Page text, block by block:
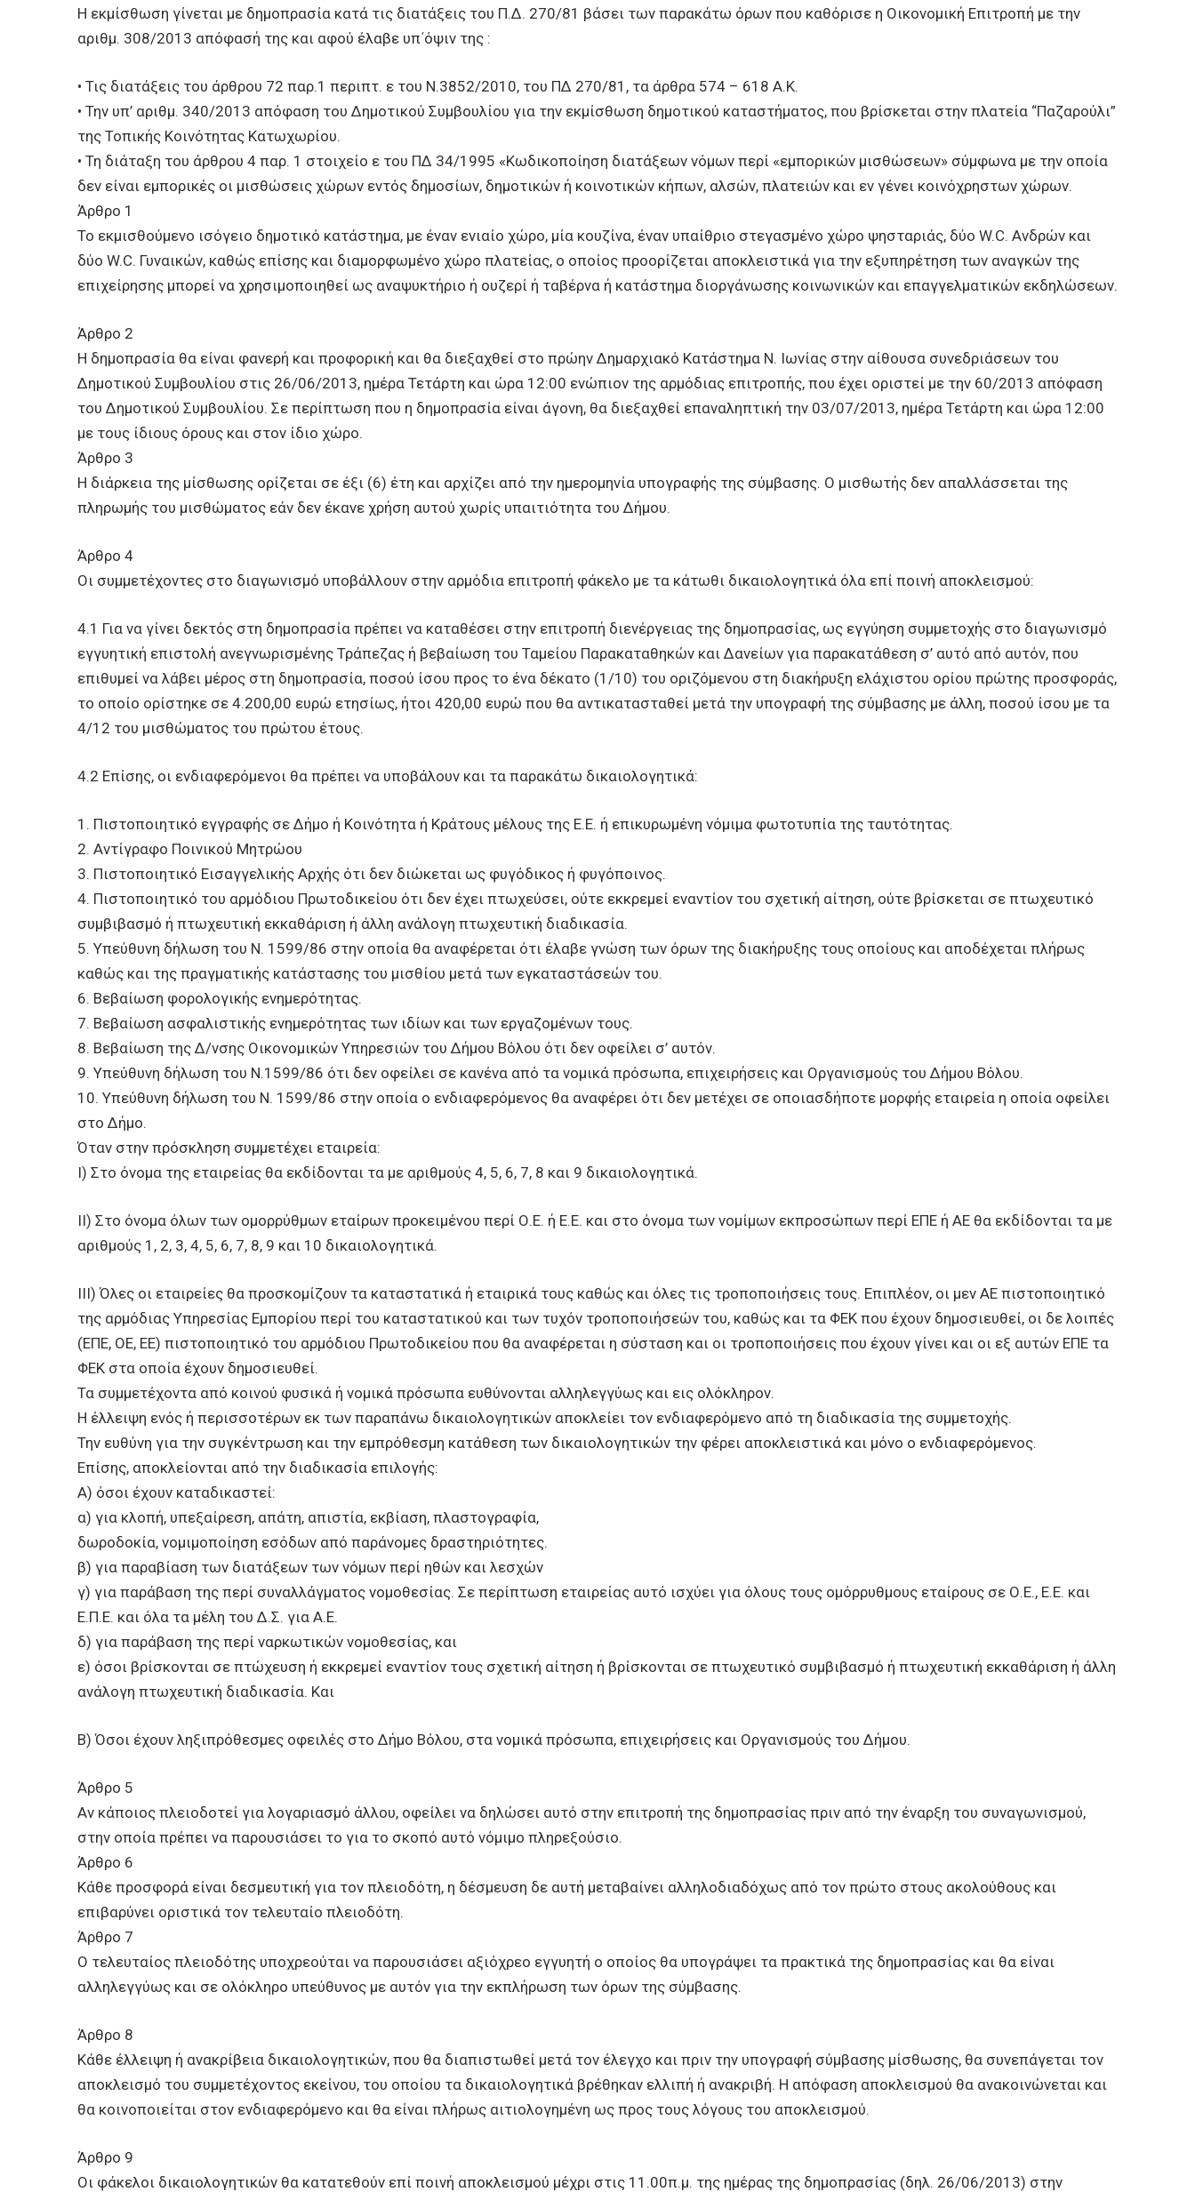
Η εκμίσθωση γίνεται με δημοπρασία κατά τις διατάξεις του Π.Δ. 270/81 βάσει των παρακάτω όρων που καθόρισε η Οικονομική Επιτροπή με την
αριθμ. 308/2013 απόφασή της και αφού έλαβε υπ΄όψιν της :
• Τις διατάξεις του άρθρου 72 παρ.1 περιπτ. ε του Ν.3852/2010, του ΠΔ 270/81, τα άρθρα 574 – 618 Α.Κ.
• Την υπ’ αριθμ. 340/2013 απόφαση του Δημοτικού Συμβουλίου για την εκμίσθωση δημοτικού καταστήματος, που βρίσκεται στην πλατεία “Παζαρούλι”
της Τοπικής Κοινότητας Κατωχωρίου.
• Τη διάταξη του άρθρου 4 παρ. 1 στοιχείο ε του ΠΔ 34/1995 «Κωδικοποίηση διατάξεων νόμων περί «εμπορικών μισθώσεων» σύμφωνα με την οποία
δεν είναι εμπορικές οι μισθώσεις χώρων εντός δημοσίων, δημοτικών ή κοινοτικών κήπων, αλσών, πλατειών και εν γένει κοινόχρηστων χώρων.
Άρθρο 1
Το εκμισθούμενο ισόγειο δημοτικό κατάστημα, με έναν ενιαίο χώρο, μία κουζίνα, έναν υπαίθριο στεγασμένο χώρο ψησταριάς, δύο W.C. Ανδρών και
δύο W.C. Γυναικών, καθώς επίσης και διαμορφωμένο χώρο πλατείας, ο οποίος προορίζεται αποκλειστικά για την εξυπηρέτηση των αναγκών της
επιχείρησης μπορεί να χρησιμοποιηθεί ως αναψυκτήριο ή ουζερί ή ταβέρνα ή κατάστημα διοργάνωσης κοινωνικών και επαγγελματικών εκδηλώσεων.
Άρθρο 2
Η δημοπρασία θα είναι φανερή και προφορική και θα διεξαχθεί στο πρώην Δημαρχιακό Κατάστημα Ν. Ιωνίας στην αίθουσα συνεδριάσεων του
Δημοτικού Συμβουλίου στις 26/06/2013, ημέρα Τετάρτη και ώρα 12:00 ενώπιον της αρμόδιας επιτροπής, που έχει οριστεί με την 60/2013 απόφαση
του Δημοτικού Συμβουλίου. Σε περίπτωση που η δημοπρασία είναι άγονη, θα διεξαχθεί επαναληπτική την 03/07/2013, ημέρα Τετάρτη και ώρα 12:00
με τους ίδιους όρους και στον ίδιο χώρο.
Άρθρο 3
Η διάρκεια της μίσθωσης ορίζεται σε έξι (6) έτη και αρχίζει από την ημερομηνία υπογραφής της σύμβασης. Ο μισθωτής δεν απαλλάσσεται της
πληρωμής του μισθώματος εάν δεν έκανε χρήση αυτού χωρίς υπαιτιότητα του Δήμου.
Άρθρο 4
Οι συμμετέχοντες στο διαγωνισμό υποβάλλουν στην αρμόδια επιτροπή φάκελο με τα κάτωθι δικαιολογητικά όλα επί ποινή αποκλεισμού:
4.1 Για να γίνει δεκτός στη δημοπρασία πρέπει να καταθέσει στην επιτροπή διενέργειας της δημοπρασίας, ως εγγύηση συμμετοχής στο διαγωνισμό
εγγυητική επιστολή ανεγνωρισμένης Τράπεζας ή βεβαίωση του Ταμείου Παρακαταθηκών και Δανείων για παρακατάθεση σ’ αυτό από αυτόν, που
επιθυμεί να λάβει μέρος στη δημοπρασία, ποσού ίσου προς το ένα δέκατο (1/10) του οριζόμενου στη διακήρυξη ελάχιστου ορίου πρώτης προσφοράς,
το οποίο ορίστηκε σε 4.200,00 ευρώ ετησίως, ήτοι 420,00 ευρώ που θα αντικατασταθεί μετά την υπογραφή της σύμβασης με άλλη, ποσού ίσου με τα
4/12 του μισθώματος του πρώτου έτους.
4.2 Επίσης, οι ενδιαφερόμενοι θα πρέπει να υποβάλουν και τα παρακάτω δικαιολογητικά:
1. Πιστοποιητικό εγγραφής σε Δήμο ή Κοινότητα ή Κράτους μέλους της Ε.Ε. ή επικυρωμένη νόμιμα φωτοτυπία της ταυτότητας.
2. Αντίγραφο Ποινικού Μητρώου
3. Πιστοποιητικό Εισαγγελικής Αρχής ότι δεν διώκεται ως φυγόδικος ή φυγόποινος.
4. Πιστοποιητικό του αρμόδιου Πρωτοδικείου ότι δεν έχει πτωχεύσει, ούτε εκκρεμεί εναντίον του σχετική αίτηση, ούτε βρίσκεται σε πτωχευτικό
συμβιβασμό ή πτωχευτική εκκαθάριση ή άλλη ανάλογη πτωχευτική διαδικασία.
5. Υπεύθυνη δήλωση του Ν. 1599/86 στην οποία θα αναφέρεται ότι έλαβε γνώση των όρων της διακήρυξης τους οποίους και αποδέχεται πλήρως
καθώς και της πραγματικής κατάστασης του μισθίου μετά των εγκαταστάσεών του.
6. Βεβαίωση φορολογικής ενημερότητας.
7. Βεβαίωση ασφαλιστικής ενημερότητας των ιδίων και των εργαζομένων τους.
8. Βεβαίωση της Δ/νσης Οικονομικών Υπηρεσιών του Δήμου Βόλου ότι δεν οφείλει σ’ αυτόν.
9. Υπεύθυνη δήλωση του Ν.1599/86 ότι δεν οφείλει σε κανένα από τα νομικά πρόσωπα, επιχειρήσεις και Οργανισμούς του Δήμου Βόλου.
10. Υπεύθυνη δήλωση του Ν. 1599/86 στην οποία ο ενδιαφερόμενος θα αναφέρει ότι δεν μετέχει σε οποιασδήποτε μορφής εταιρεία η οποία οφείλει
στο Δήμο.
Όταν στην πρόσκληση συμμετέχει εταιρεία:
Ι) Στο όνομα της εταιρείας θα εκδίδονται τα με αριθμούς 4, 5, 6, 7, 8 και 9 δικαιολογητικά.
ΙΙ) Στο όνομα όλων των ομορρύθμων εταίρων προκειμένου περί Ο.Ε. ή Ε.Ε. και στο όνομα των νομίμων εκπροσώπων περί ΕΠΕ ή ΑΕ θα εκδίδονται τα με
αριθμούς 1, 2, 3, 4, 5, 6, 7, 8, 9 και 10 δικαιολογητικά.
ΙΙΙ) Όλες οι εταιρείες θα προσκομίζουν τα καταστατικά ή εταιρικά τους καθώς και όλες τις τροποποιήσεις τους. Επιπλέον, οι μεν ΑΕ πιστοποιητικό
της αρμόδιας Υπηρεσίας Εμπορίου περί του καταστατικού και των τυχόν τροποποιήσεών του, καθώς και τα ΦΕΚ που έχουν δημοσιευθεί, οι δε λοιπές
(ΕΠΕ, ΟΕ, ΕΕ) πιστοποιητικό του αρμόδιου Πρωτοδικείου που θα αναφέρεται η σύσταση και οι τροποποιήσεις που έχουν γίνει και οι εξ αυτών ΕΠΕ τα
ΦΕΚ στα οποία έχουν δημοσιευθεί.
Τα συμμετέχοντα από κοινού φυσικά ή νομικά πρόσωπα ευθύνονται αλληλεγγύως και εις ολόκληρον.
Η έλλειψη ενός ή περισσοτέρων εκ των παραπάνω δικαιολογητικών αποκλείει τον ενδιαφερόμενο από τη διαδικασία της συμμετοχής.
Την ευθύνη για την συγκέντρωση και την εμπρόθεσμη κατάθεση των δικαιολογητικών την φέρει αποκλειστικά και μόνο ο ενδιαφερόμενος.
Επίσης, αποκλείονται από την διαδικασία επιλογής:
Α) όσοι έχουν καταδικαστεί:
α) για κλοπή, υπεξαίρεση, απάτη, απιστία, εκβίαση, πλαστογραφία,
δωροδοκία, νομιμοποίηση εσόδων από παράνομες δραστηριότητες.
β) για παραβίαση των διατάξεων των νόμων περί ηθών και λεσχών
γ) για παράβαση της περί συναλλάγματος νομοθεσίας. Σε περίπτωση εταιρείας αυτό ισχύει για όλους τους ομόρρυθμους εταίρους σε Ο.Ε., Ε.Ε. και
Ε.Π.Ε. και όλα τα μέλη του Δ.Σ. για Α.Ε.
δ) για παράβαση της περί ναρκωτικών νομοθεσίας, και
ε) όσοι βρίσκονται σε πτώχευση ή εκκρεμεί εναντίον τους σχετική αίτηση ή βρίσκονται σε πτωχευτικό συμβιβασμό ή πτωχευτική εκκαθάριση ή άλλη
ανάλογη πτωχευτική διαδικασία. Και
Β) Όσοι έχουν ληξιπρόθεσμες οφειλές στο Δήμο Βόλου, στα νομικά πρόσωπα, επιχειρήσεις και Οργανισμούς του Δήμου.
Άρθρο 5
Αν κάποιος πλειοδοτεί για λογαριασμό άλλου, οφείλει να δηλώσει αυτό στην επιτροπή της δημοπρασίας πριν από την έναρξη του συναγωνισμού,
στην οποία πρέπει να παρουσιάσει το για το σκοπό αυτό νόμιμο πληρεξούσιο.
Άρθρο 6
Κάθε προσφορά είναι δεσμευτική για τον πλειοδότη, η δέσμευση δε αυτή μεταβαίνει αλληλοδιαδόχως από τον πρώτο στους ακολούθους και
επιβαρύνει οριστικά τον τελευταίο πλειοδότη.
Άρθρο 7
Ο τελευταίος πλειοδότης υποχρεούται να παρουσιάσει αξιόχρεο εγγυητή ο οποίος θα υπογράψει τα πρακτικά της δημοπρασίας και θα είναι
αλληλεγγύως και σε ολόκληρο υπεύθυνος με αυτόν για την εκπλήρωση των όρων της σύμβασης.
Άρθρο 8
Κάθε έλλειψη ή ανακρίβεια δικαιολογητικών, που θα διαπιστωθεί μετά τον έλεγχο και πριν την υπογραφή σύμβασης μίσθωσης, θα συνεπάγεται τον
αποκλεισμό του συμμετέχοντος εκείνου, του οποίου τα δικαιολογητικά βρέθηκαν ελλιπή ή ανακριβή. Η απόφαση αποκλεισμού θα ανακοινώνεται και
θα κοινοποιείται στον ενδιαφερόμενο και θα είναι πλήρως αιτιολογημένη ως προς τους λόγους του αποκλεισμού.
Άρθρο 9
Οι φάκελοι δικαιολογητικών θα κατατεθούν επί ποινή αποκλεισμού μέχρι στις 11.00π.μ. της ημέρας της δημοπρασίας (δηλ. 26/06/2013) στην